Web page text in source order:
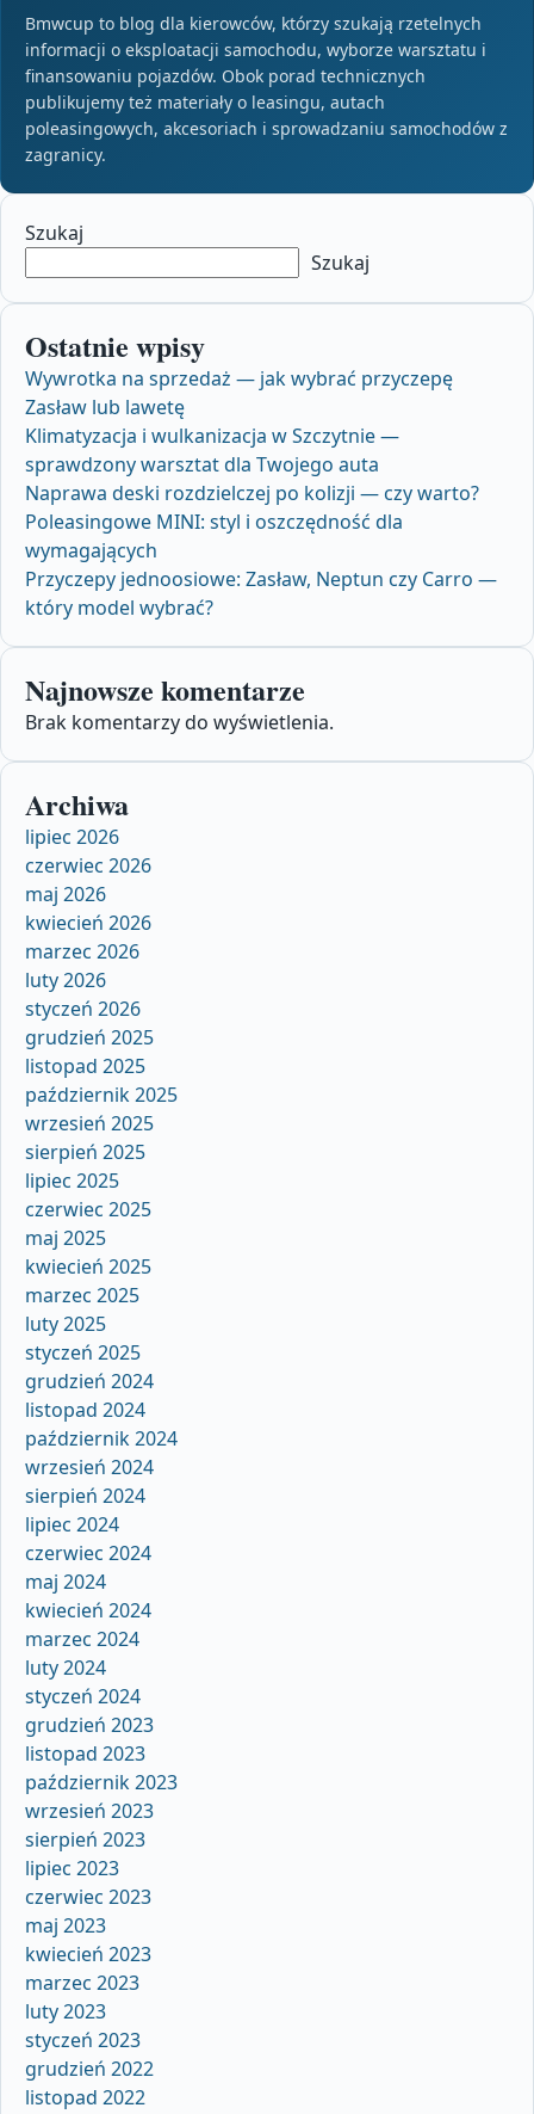
Bmwcup to blog dla kierowców, którzy szukają rzetelnych
informacji o eksploatacji samochodu, wyborze warsztatu i
finansowaniu pojazdów. Obok porad technicznych
publikujemy też materiały o leasingu, autach
poleasingowych, akcesoriach i sprowadzaniu samochodów z
zagranicy.
Szukaj
Szukaj
Ostatnie wpisy
Wywrotka na sprzedaż — jak wybrać przyczepę
Zasław lub lawetę
Klimatyzacja i wulkanizacja w Szczytnie —
sprawdzony warsztat dla Twojego auta
Naprawa deski rozdzielczej po kolizji — czy warto?
Poleasingowe MINI: styl i oszczędność dla
wymagających
Przyczepy jednoosiowe: Zasław, Neptun czy Carro —
który model wybrać?
Najnowsze komentarze
Brak komentarzy do wyświetlenia.
Archiwa
lipiec 2026
czerwiec 2026
maj 2026
kwiecień 2026
marzec 2026
luty 2026
styczeń 2026
grudzień 2025
listopad 2025
październik 2025
wrzesień 2025
sierpień 2025
lipiec 2025
czerwiec 2025
maj 2025
kwiecień 2025
marzec 2025
luty 2025
styczeń 2025
grudzień 2024
listopad 2024
październik 2024
wrzesień 2024
sierpień 2024
lipiec 2024
czerwiec 2024
maj 2024
kwiecień 2024
marzec 2024
luty 2024
styczeń 2024
grudzień 2023
listopad 2023
październik 2023
wrzesień 2023
sierpień 2023
lipiec 2023
czerwiec 2023
maj 2023
kwiecień 2023
marzec 2023
luty 2023
styczeń 2023
grudzień 2022
listopad 2022